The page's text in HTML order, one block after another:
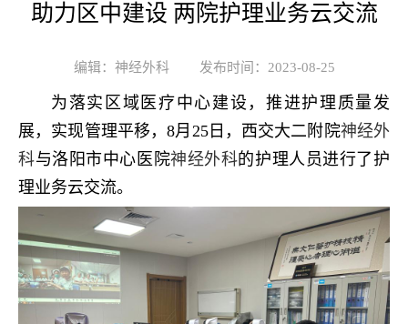
助力区中建设 两院护理业务云交流
编辑：神经外科 发布时间：2023-08-25
为落实区域医疗中心建设，推进护理质量发
展，实现管理平移，8月25日，西交大二附院神经外
科与洛阳市中心医院神经外科的护理人员进行了护
理业务云交流。